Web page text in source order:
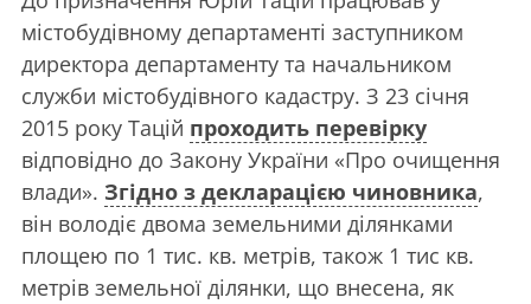
містобудівному департаменті заступником
директора департаменту та начальником
служби містобудівного кадастру. З 23 січня
2015 року Тацій проходить перевірку
відповідно до Закону України «Про очищення
влади». Згідно з декларацією чиновника,
він володіє двома земельними ділянками
площею по 1 тис. кв. метрів, також 1 тис кв.
метрів земельної ділянки, що внесена, як